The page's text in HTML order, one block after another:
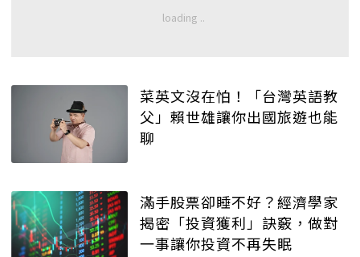
菜英文沒在怕！「台灣英語教
父」賴世雄讓你出國旅遊也能
聊
滿手股票卻睡不好？經濟學家
揭密「投資獲利」訣竅，做對
一事讓你投資不再失眠